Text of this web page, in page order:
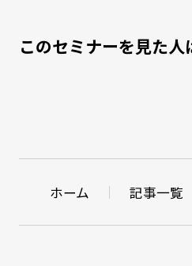
このセミナーを見た
ホーム 記事一覧